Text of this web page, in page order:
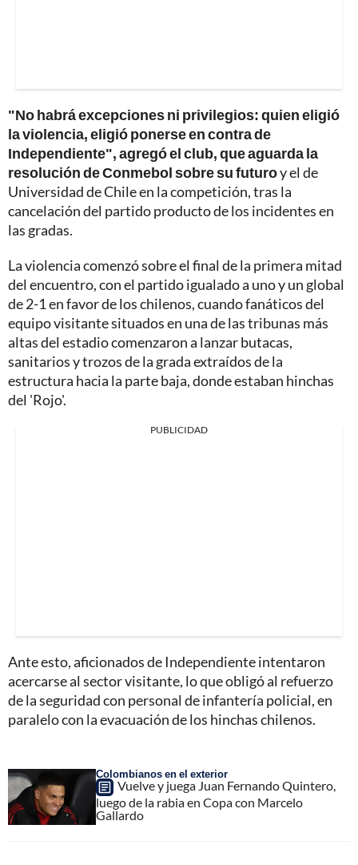
"No habrá excepciones ni privilegios: quien eligió
la violencia, eligió ponerse en contra de
Independiente", agregó el club, que aguarda la
resolución de Conmebol sobre su futuroy el de
Universidad de Chile en la competición, tras la
cancelación del partido producto de los incidentes en
las gradas.
La violencia comenzó sobre el final de la primera mitad
del encuentro, con el partido igualado a uno y un global
de 2-1 en favor de los chilenos, cuando fanáticos del
equipo visitante situados en una de las tribunas más
altas del estadio comenzaron a lanzar butacas,
sanitarios y trozos de la grada extraídos de la
estructura hacia la parte baja, donde estaban hinchas
del 'Rojo'.
PUBLICIDAD
Ante esto, aficionados de Independiente intentaron
acercarse al sector visitante, lo que obligó al refuerzo
de la seguridad con personal de infantería policial, en
paralelo con la evacuación de los hinchas chilenos.
Colombianos en el exterior
Vuelve y juega Juan Fernando Quintero,
luego de la rabia en Copa con Marcelo
Gallardo